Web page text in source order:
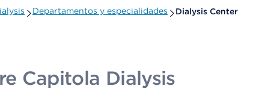
Departamentos y especialidades Dialysis Center
Capitola Dialysis